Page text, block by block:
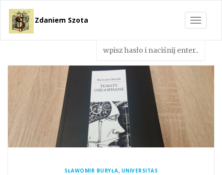
Toggle
Zdaniem Szota
SŁAWOMIR BURYŁA, UNIVERSITAS